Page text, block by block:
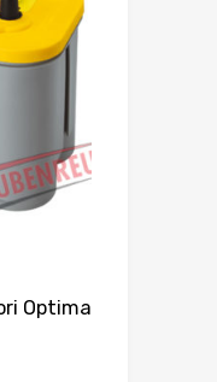
Optima